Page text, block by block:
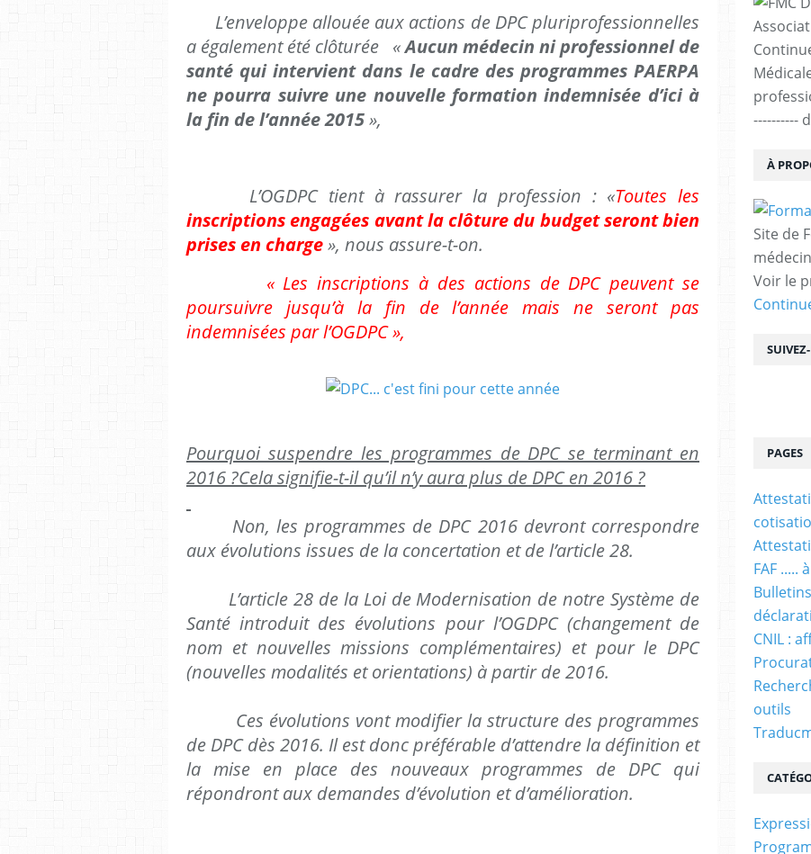
L’enveloppe allouée aux actions de DPC pluriprofessionnelles
a également été clôturée «Aucun médecin ni professionnel de
santé qui intervient dans le cadre des programmes PAERPA
ne pourra suivre une nouvelle formation indemnisée d’ici à
la fin de l’année 2015»,
L’OGDPC tient à rassurer la profession : «Toutes les
inscriptions engagées avant la clôture du budget seront bien
prises en charge», nous assure-t-on.
« Les inscriptions à des actions de DPC peuvent se
poursuivre jusqu’à la fin de l’année mais ne seront pas
indemnisées par l’OGDPC »,
Pourquoi suspendre les programmes de DPC se terminant en
2016 ?Cela signifie-t-il qu’il n’y aura plus de DPC en 2016 ?
Non, les programmes de DPC 2016 devront correspondre
aux évolutions issues de la concertation et de l’article 28.
L’article 28 de la Loi de Modernisation de notre Système de
Santé introduit des évolutions pour l’OGDPC (changement de
nom et nouvelles missions complémentaires) et pour le DPC
(nouvelles modalités et orientations) à partir de 2016.
Ces évolutions vont modifier la structure des programmes
de DPC dès 2016. Il est donc préférable d’attendre la définition et
la mise en place des nouveaux programmes de DPC qui
répondront aux demandes d’évolution et d’amélioration.
----------
À
Site de
Voir le
PAGES
FAF .....
CNIL :
outils